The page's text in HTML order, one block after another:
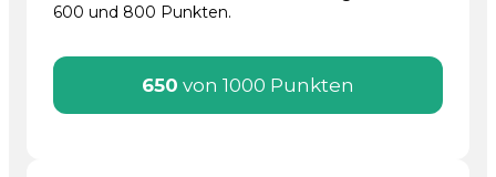
600 und 800 Punkten.
650 von 1000 Punkten